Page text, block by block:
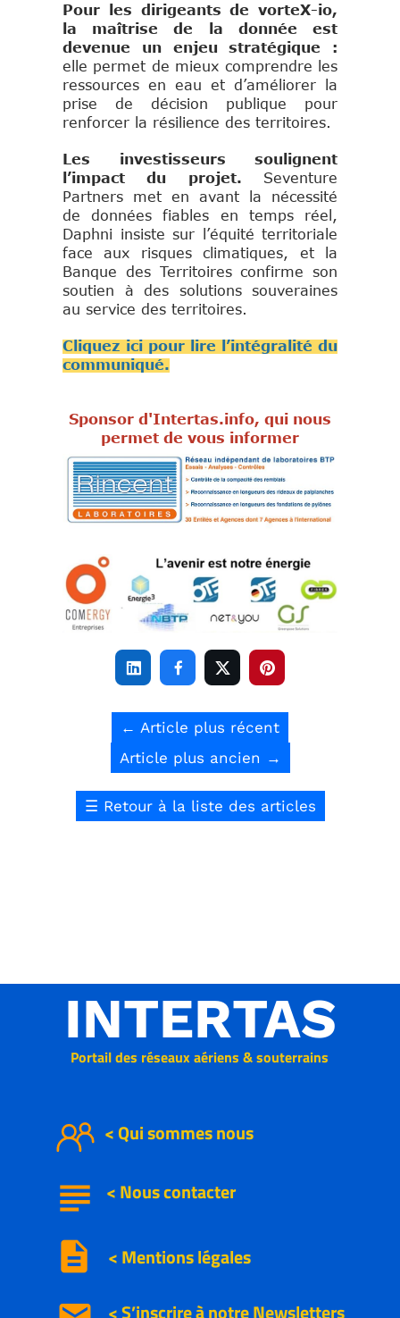
description
subject
INTERTAS
<Nouscontacter
< Qui sommes nous
< S’inscrire à notreNewsletters
< Mentions légales
Portail des réseaux aériens & souterrains
Pour les dirigeants de vorteX-io,
la maîtrise de la donnée est
devenue un enjeu stratégique :
elle permet de mieux comprendre les
ressources en eau et d’améliorer la
prise de décision publique pour
renforcer la résilience des territoires.
Les investisseurs soulignent
l’impact du projet. Seventure
Partners met en avant la nécessité
de données fiables en temps réel,
Daphni insiste sur l’équité territoriale
face aux risques climatiques, et la
Banque des Territoires confirme son
soutien à des solutions souveraines
au service des territoires.
Cliquez ici pour lire l’intégralité du
communiqué.
Sponsor d'Intertas.info, qui nous
permet de vous informer
   
← Article plus récent
Article plus ancien →
☰ Retour à la liste des articles